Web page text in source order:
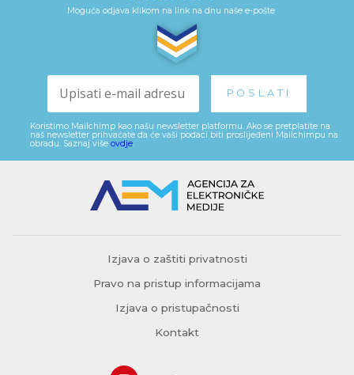
Moguća odjava klikom na link na dnu naše e-pošte
Koristimo Mailchimp kao našu newsletter platformu. Ako se pretplatite na
naš newsletter prihvaćate da će vaši podaci biti proslijeđeni Mailchimpu na
obradu. Saznaj više ovdje
Izjava o zaštiti privatnosti
Pravo na pristup informacijama
Izjava o pristupačnosti
Kontakt